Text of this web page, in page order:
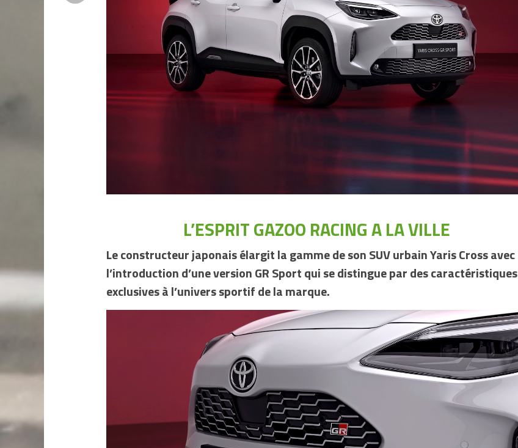
L’ESPRIT GAZOO RACING A LA VILLE
Le constructeur japonais élargit la gamme de son SUV urbain Yaris Cross avec
l’introduction d’une version GR Sport qui se distingue par des caractéristiques
exclusives à l’univers sportif de la marque.